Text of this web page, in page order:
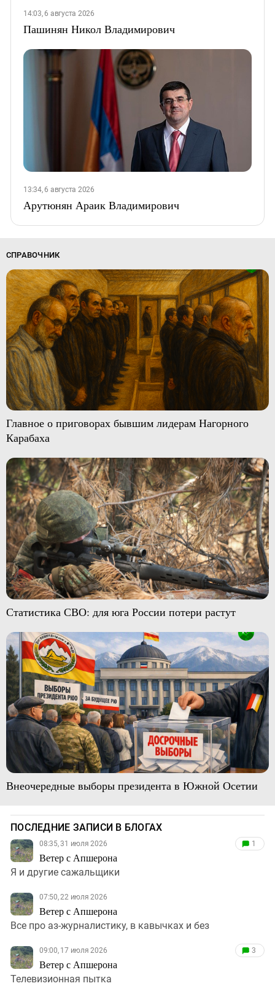
14:03, 6 августа 2026
Пашинян Никол Владимирович
13:34, 6 августа 2026
Арутюнян Араик Владимирович
СПРАВОЧНИК
Главное о приговорах бывшим лидерам Нагорного
Карабаха
Статистика СВО: для юга России потери растут
Внеочередные выборы президента в Южной Осетии
ПОСЛЕДНИЕ ЗАПИСИ В БЛОГАХ
08:35, 31 июля 2026
Ветер с Апшерона
1
Я и другие сажальщики
07:50, 22 июля 2026
Ветер с Апшерона
Все про аз-журналистику, в кавычках и без
09:00, 17 июля 2026
Ветер с Апшерона
3
Телевизионная пытка